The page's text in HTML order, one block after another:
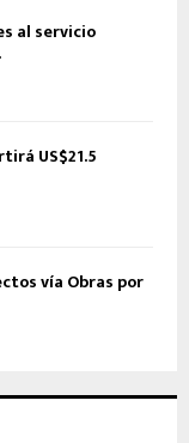
al servicio
US$21.5
vía Obras por